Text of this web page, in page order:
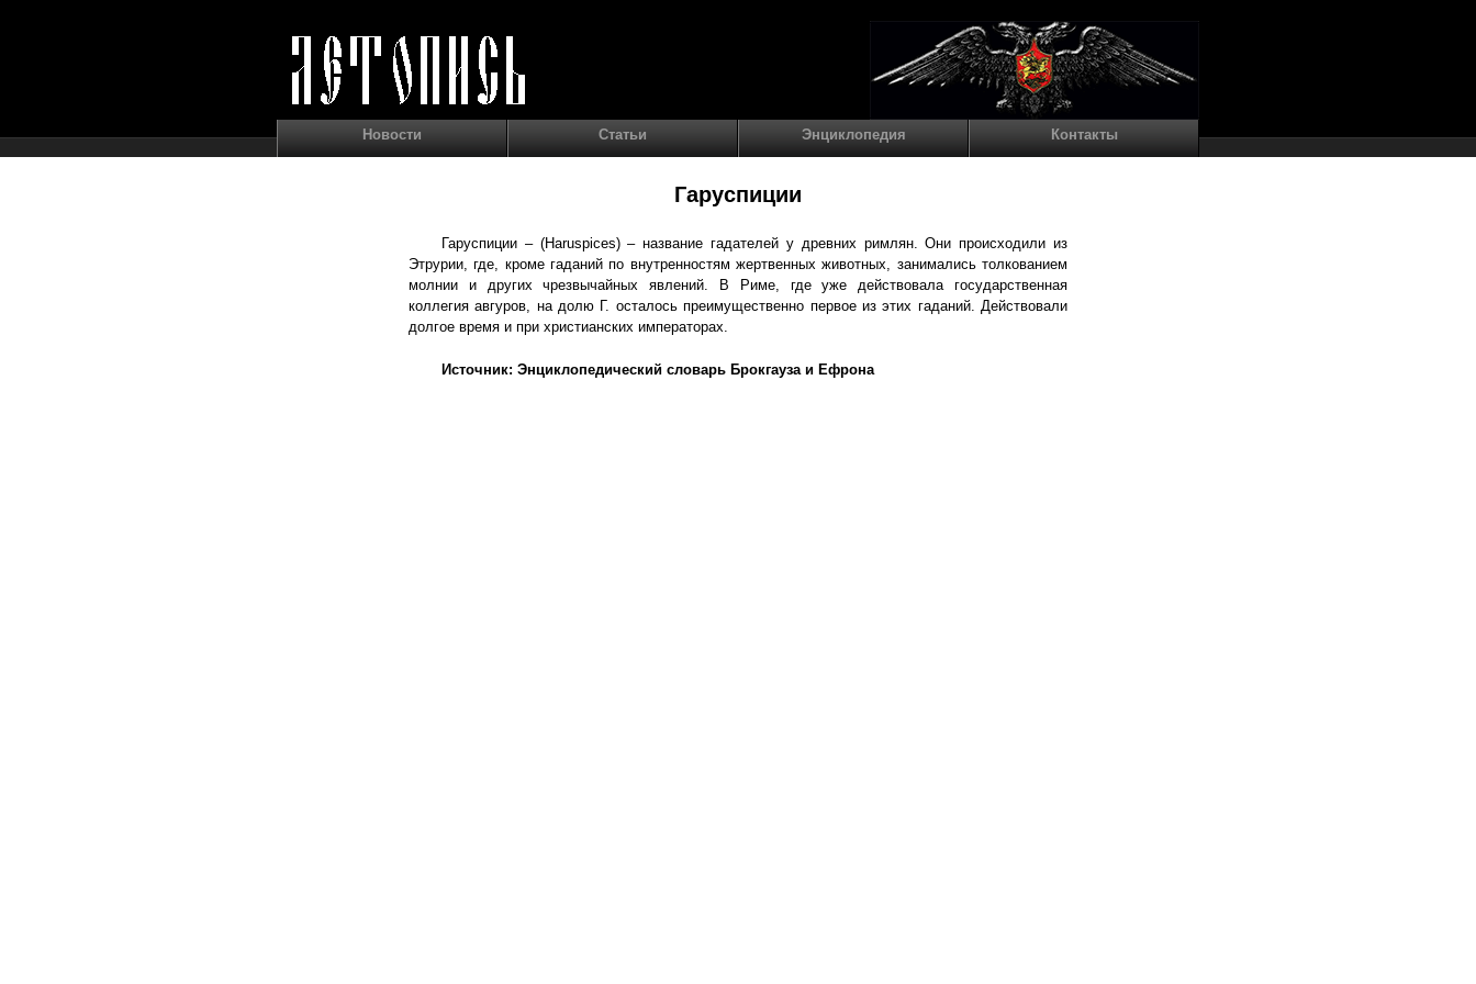
Новости Статьи Энциклопедия Контакты
Гаруспиции
Гаруспиции – (Haruspices) – название гадателей у древних римлян. Они происходили из
Этрурии, где, кроме гаданий по внутренностям жертвенных животных, занимались толкованием
молнии и других чрезвычайных явлений. В Риме, где уже действовала государственная
коллегия авгуров, на долю Г. осталось преимущественно первое из этих гаданий. Действовали
долгое время и при христианских императорах.
Источник: Энциклопедический словарь Брокгауза и Ефрона